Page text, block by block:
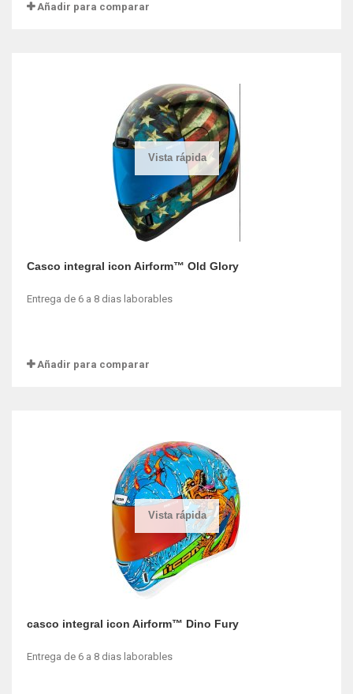
Añadir para comparar
Vista rápida
Casco integral icon Airform™ Old Glory
Entrega de 6 a 8 dias laborables
Añadir para comparar
Vista rápida
casco integral icon Airform™ Dino Fury
Entrega de 6 a 8 dias laborables